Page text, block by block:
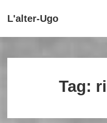
Vai
principale
L'alter-Ugo
principale
Tag: